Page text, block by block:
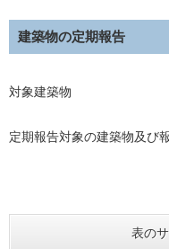
建築物の定期報告
対象建築物
定期報告対象の建築物及び
表の